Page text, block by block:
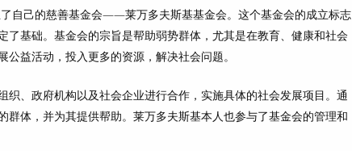
自己的慈善基金会——莱万多夫斯基基金会。这个基金会的成立标志
基础。基金会的宗旨是帮助弱势群体，尤其是在教育、健康和社会
益活动，投入更多的资源，解决社会问题。
、政府机构以及社会企业进行合作，实施具体的社会发展项目。通
体，并为其提供帮助。莱万多夫斯基本人也参与了基金会的管理和